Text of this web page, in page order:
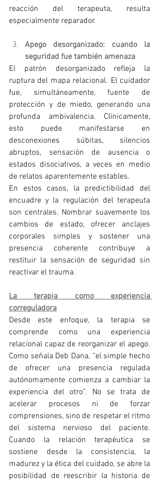
reacción del terapeuta, resulta
especialmente reparador.
Apego desorganizado: cuando la
seguridad fue también amenaza
El patrón desorganizado refleja la
ruptura del mapa relacional. El cuidador
fue, simultáneamente, fuente de
protección y de miedo, generando una
profunda ambivalencia. Clínicamente,
esto puede manifestarse en
desconexiones súbitas, silencios
abruptos, sensación de ausencia o
estados disociativos, a veces en medio
de relatos aparentemente estables.
En estos casos, la predictibilidad del
encuadre y la regulación del terapeuta
son centrales. Nombrar suavemente los
cambios de estado, ofrecer anclajes
corporales simples y sostener una
presencia coherente contribuye a
restituir la sensación de seguridad sin
reactivar el trauma.
La terapia como experiencia
correguladora
Desde este enfoque, la terapia se
comprende como una experiencia
relacional capaz de reorganizar el apego.
Como señala Deb Dana, “el simple hecho
de ofrecer una presencia regulada
autónomamente comienza a cambiar la
experiencia del otro”. No se trata de
acelerar procesos ni de forzar
comprensiones, sino de respetar el ritmo
del sistema nervioso del paciente.
Cuando la relación terapéutica se
sostiene desde la consistencia, la
madurez y la ética del cuidado, se abre la
posibilidad de reescribir la historia de